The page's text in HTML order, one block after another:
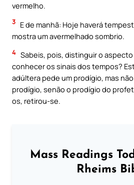
vermelho.
3 E de manhã: Hoje haverá
mostra um avermelhado sombrio.
4 Sabeis, pois, distinguir o
conhecer os sinais dos tempos?
adúltera pede um prodígio, mas
prodígio, senão o prodígio do
os, retirou-se.
Mass Readings
Rheims